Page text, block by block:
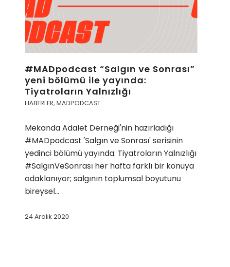
#MADpodcast “Salgın ve Sonrası”
yeni bölümü ile yayında:
Tiyatroların Yalnızlığı
HABERLER,MADPODCAST
Mekanda Adalet Derneği'nin hazırladığı
#MADpodcast 'Salgın ve Sonrası' serisinin
yedinci bölümü yayında: Tiyatroların Yalnızlığı
#SalgınVeSonrası her hafta farklı bir konuya
odaklanıyor; salgının toplumsal boyutunu
bireysel…
24 Aralık 2020